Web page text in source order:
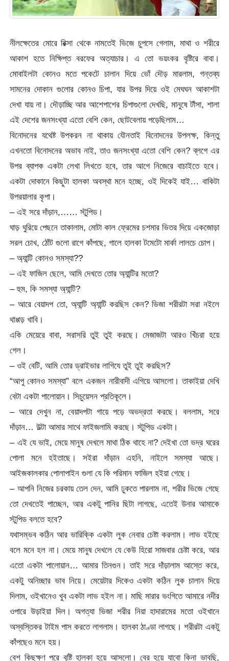
নীলক্ষেতের মোরে রিক্সা থেকে নামতেই ভিজে চুপসে গেলাম, মাথা ও শরীরে
আকাশ হতে নিক্ষিপ্ত বরফের অত্যাচার। এ তো ভয়ংকর বৃষ্টিরে বাবা।
মোবাইলটা কোনও মতে পকেটে চালান দিয়ে ভোঁ দৌড় মারলাম, গন্তব্য
সামনের দোকান গুলোর কোনও চিপা, যার উপর দিয়ে ওই মেঘঘন আকাশটা
দেখা যায় না। দৌড়াচ্ছি আর আশেপাশের চিপাগুলো দেখছি, মানুষে টাঁসা, শালা
এই দেশের জনসংখ্যা এতো বেশি কেন, ছোটবেলায় পড়েছিলাম…
বিনোদনের যথেষ্ট উপকরন না থাকায় যৌনতাই বিনোদনের উপলক্ষ, কিন্তু
এখনতো বিনোদনের অভাব নাই, তাও জনসংখ্যা এতো বেশি কেন? ব্লগে এর
উপর ব্যাপক একটা লেখা লিখতে হবে, তার আগে নিজেরে বাচাইতে হবে।
একটা দোকানে কিছুটা হালকা অবস্থা মনে হচ্ছে, ওই দিকেই যাই… বাকিটা
উপরয়ালার কৃপা।
– এই সরে দাঁড়ান,…… স্টুপিড।
ঘাড় ঘুরিয়ে পেছনে তাকালাম, মোটা কাল ফ্রেমের চশমার ভিতর দিয়ে একজোড়া
সরল চোখ, ঠোঁট গুলো রাগে কাঁপছে, গালে হালকা টমেটো মার্কা লালচে চোপ।
– অ্যান্টি কোনও সমস্যা??
– এই ফাজিল ছেলে, আমি দেখতে তোর অ্যান্টির মতো?
– হুম, কি সমস্যা অ্যান্টি?
– আরে বেয়াদপ তো, অ্যান্টি অ্যান্টি করছিস কেন? ভিজা শরীরটা সরা নইলে
থাপ্পড় খাবি।
একি মেয়েরে বাবা, সরাসরি তুই তুই করছে। মেজাজটা আরও খিঁচরা হয়ে
গেল।
– ওই বেটি, আমি তোর ড্রাইভার লাগিযে তুই তুই করছিস?
“আপু কোনও সমস্যা” বলে একজন নারীবাদী এগিয়ে আসলো। তাকাইয়া দেখি
বেটা একটা পালোয়ান। সিচুয়েসন প্রতিকূলে।
– আরে দেখুন না, বেয়াদপটা গায়ে পড়ে অভদ্রতা করছে। বললাম, সরে
দাঁড়ান… উল্টা আমার সাথে ফাইজলামি করছে। স্টুপিড একটা।
– এই যে ভাই, মেয়ে মানুষ দেখলে মাথা ঠিক থাহে না? দেইখা তো ভদ্র ঘরের
পোলা মনে হইতাছে। সইরা দাঁড়ান এহনি, নাইলে সমস্যা আছে।
আইজকালকার পোলাপাইন গুলা যে কি পরিমান ফাজিল হইয়া গেছে।
– আপনি নিজের চরকায় তেল দেন, আমি ঢুকতে পারলাম না, শরীর ভিজে গেছে
তো দেখতেই পাচ্ছেন, আর একটু পানির ছিটা লাগছে, এতেই উনার আমাকে
স্টুপিড বলতে হবে?
যথাসম্ভব কঠিন আর ভারিক্কি একটা লুক নেবার চেষ্টা করলাম। লাভ হইছে
বলে মনে হল না। মেয়ে মানুষ দেখলে যে কেউ হিরো সাজবার চেষ্টা করে, আর
এতো একটা পালোয়ান… আমার তিনগুন। তাই সরে দাঁড়ালাম আস্তে করে,
একটু অনিচ্ছার ভাব নিয়ে। মেয়েটার দিকেও একটা কঠিন লুক চালান দিয়ে
দিলাম, ওইখানেও খুব একটা লাভ হইল না। মাছি মারার ভংগিতে আমারে নদীর
ওপারে উড়াইয়া দিল। অগত্যা ভিজা শরীর নিয়া হাদারামের মতো ওইখানে
অস্বস্তিকর টাইম পাস করতে লাগলাম। হালকা ঠাণ্ডা লাগছে। শরীরটা একটু
কাঁপছেও মনে হয়।
বেশ কিছুক্ষণ পরে বৃষ্টি হালকা হয়ে আসলো। বের হয়ে যাবো কিনা ভাবছি,